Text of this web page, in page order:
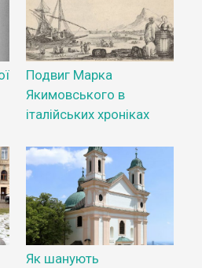
Подвиг Марка
Якимовського в
італійських хроніках
Як шанують